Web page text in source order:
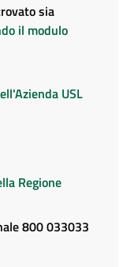
sia
il modulo
USL
Regione
800 033033